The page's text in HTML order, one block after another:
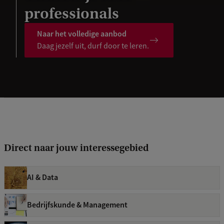
professionals
Naar het volledige aanbod
Daag jezelf uit, durf door te leren.
Direct naar jouw interessegebied
AI & Data
Bedrijfskunde & Management